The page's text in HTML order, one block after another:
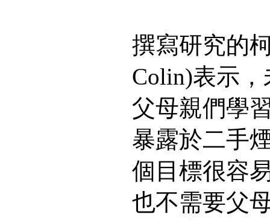
撰寫研究的
Colin)表示
父母親們學
暴露於二手
個目標很容
也不需要父